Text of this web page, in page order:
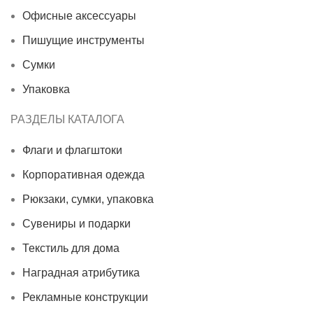
Офисные аксессуары
Пишущие инструменты
Сумки
Упаковка
РАЗДЕЛЫ КАТАЛОГА
Флаги и флагштоки
Корпоративная одежда
Рюкзаки, сумки, упаковка
Сувениры и подарки
Текстиль для дома
Наградная атрибутика
Рекламные конструкции